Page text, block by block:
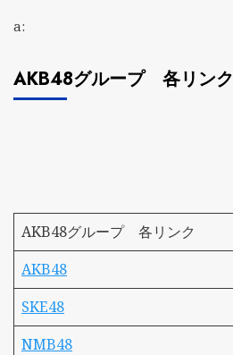
a:
AKB48グループ 各リンク
AKB48グループ 各リンク
AKB48
SKE48
NMB48